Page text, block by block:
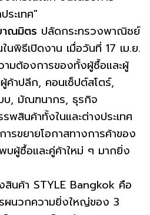
ระเทศ"
มิตร ปลัดกระทรวงพาณิชย์
นพิธีเปิดงาน เมื่อวันที่ 17 เม.ย.
ามต้องการของทั้งผู้ซื้อและผู้
ค้าปลีก, คอนเซ็ปต์สโตร์,
, มัณฑนากร, ธุรกิจ
สินค้าทั้งในและต่างประเทศ
รขยายโอกาสทางการค้าของ
บผู้ซื้อและคู่ค้าใหม่ ๆ มากยิ่ง
STYLE Bangkok คือ
ผนวกความยิ่งใหญ่ของ 3